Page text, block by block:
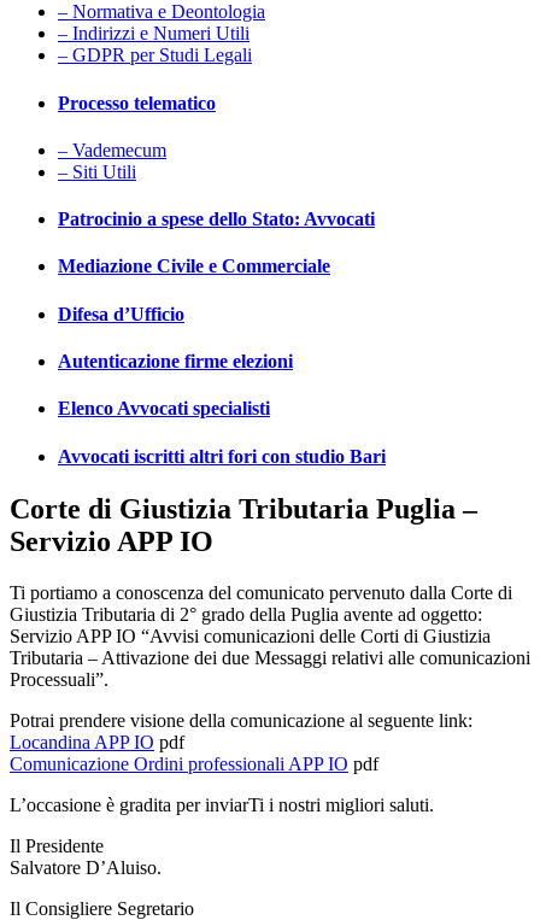
– Normativa e Deontologia
– Indirizzi e Numeri Utili
– GDPR per Studi Legali
Processo telematico
– Vademecum
– Siti Utili
Patrocinio a spese dello Stato: Avvocati
Mediazione Civile e Commerciale
Difesa d’Ufficio
Autenticazione firme elezioni
Elenco Avvocati specialisti
Avvocati iscritti altri fori con studio Bari
Corte di Giustizia Tributaria Puglia –
Servizio APP IO
Ti portiamo a conoscenza del comunicato pervenuto dalla Corte di
Giustizia Tributaria di 2° grado della Puglia avente ad oggetto:
Servizio APP IO “Avvisi comunicazioni delle Corti di Giustizia
Tributaria – Attivazione dei due Messaggi relativi alle comunicazioni
Processuali”.
Potrai prendere visione della comunicazione al seguente link:
Locandina APP IO pdf
Comunicazione Ordini professionali APP IO pdf
L’occasione è gradita per inviarTi i nostri migliori saluti.
Il Presidente
Salvatore D’Aluiso.
Il Consigliere Segretario